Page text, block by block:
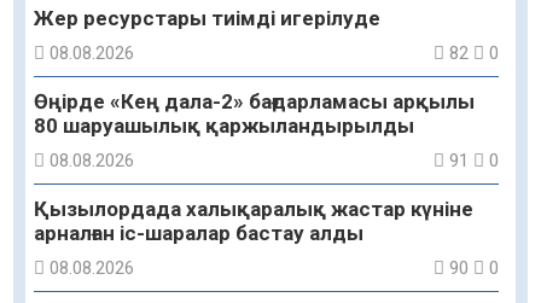
Жер ресурстары тиімді игерілуде
08.08.2026 82 0
Өңірде «Кең дала-2» бағдарламасы арқылы
80 шаруашылық қаржыландырылды
08.08.2026 91 0
Қызылордада халықаралық жастар күніне
арналған іс-шаралар бастау алды
08.08.2026 90 0